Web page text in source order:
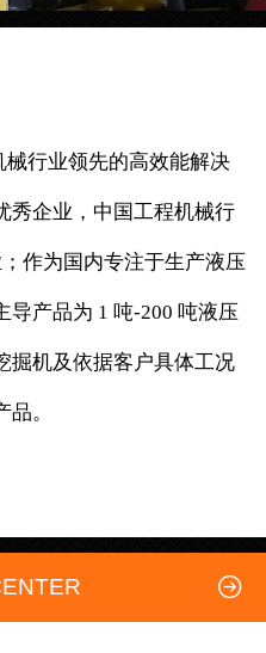
行业领先的高效能解决
秀企业，中国工程机械行
作为国内专注于生产液压
产品为 1 吨-200 吨液压
掘机及依据客户具体工况
。